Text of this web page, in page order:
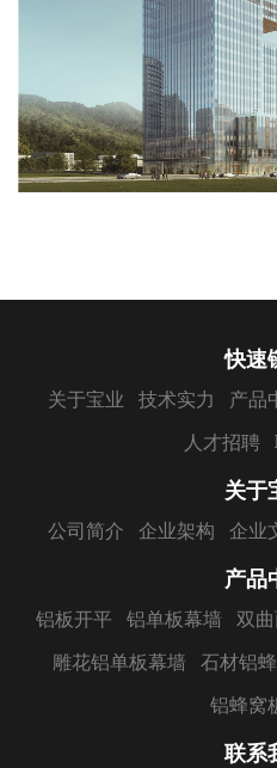
快速
关于宝业 技术实力 产品
人才招聘
关于
公司简介 企业架构 企业
产品
铝板开平 铝单板幕墙 双
雕花铝单板幕墙 石材铝
铝蜂窝
联系